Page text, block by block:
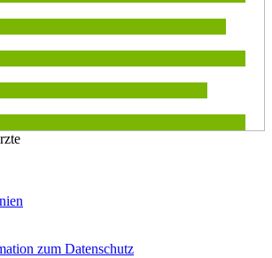
zum Datenschutz